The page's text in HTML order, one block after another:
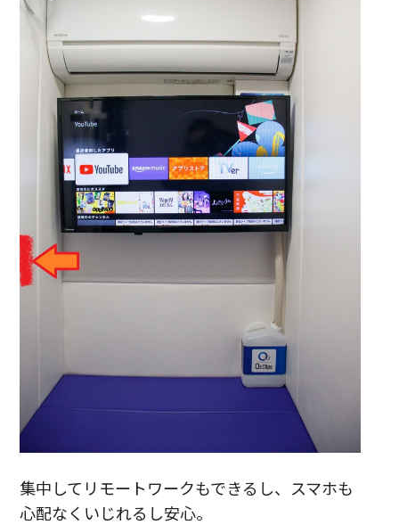
集中してリモートワークもできるし、スマホも
心配なくいじれるし安心。